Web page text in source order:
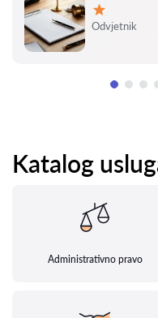
Ocjena:
Odvjetnik
Katalog
Administrativno pravo